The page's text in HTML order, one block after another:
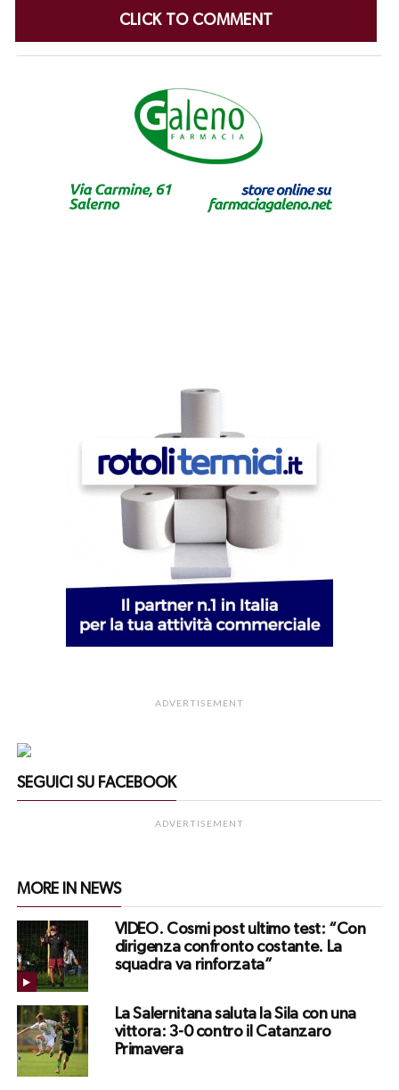
CLICK TO COMMENT
ADVERTISEMENT
SEGUICI SU FACEBOOK
ADVERTISEMENT
MORE IN NEWS
VIDEO. Cosmi post ultimo test: “Con
dirigenza confronto costante. La
squadra va rinforzata”
La Salernitana saluta la Sila con una
vittora: 3-0 contro il Catanzaro
Primavera